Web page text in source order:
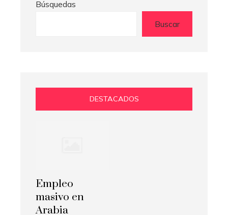
Búsquedas
Buscar
DESTACADOS
Empleo
masivo en
Arabia